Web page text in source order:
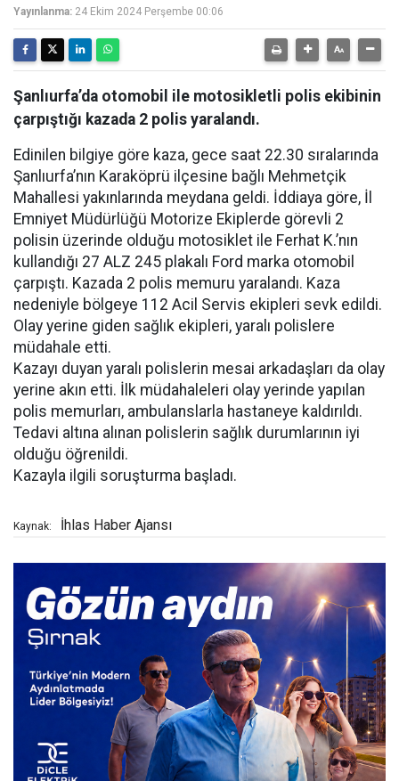
Yayınlanma: 24 Ekim 2024 Perşembe 00:06
Şanlıurfa’da otomobil ile motosikletli polis ekibinin
çarpıştığı kazada 2 polis yaralandı.
Edinilen bilgiye göre kaza, gece saat 22.30 sıralarında
Şanlıurfa’nın Karaköprü ilçesine bağlı Mehmetçik
Mahallesi yakınlarında meydana geldi. İddiaya göre, İl
Emniyet Müdürlüğü Motorize Ekiplerde görevli 2
polisin üzerinde olduğu motosiklet ile Ferhat K.’nın
kullandığı 27 ALZ 245 plakalı Ford marka otomobil
çarpıştı. Kazada 2 polis memuru yaralandı. Kaza
nedeniyle bölgeye 112 Acil Servis ekipleri sevk edildi.
Olay yerine giden sağlık ekipleri, yaralı polislere
müdahale etti.
Kazayı duyan yaralı polislerin mesai arkadaşları da olay
yerine akın etti. İlk müdahaleleri olay yerinde yapılan
polis memurları, ambulanslarla hastaneye kaldırıldı.
Tedavi altına alınan polislerin sağlık durumlarının iyi
olduğu öğrenildi.
Kazayla ilgili soruşturma başladı.
Kaynak: İhlas Haber Ajansı